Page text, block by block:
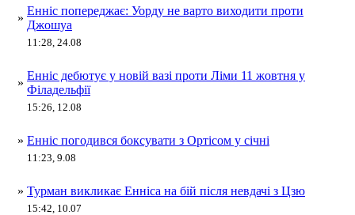
»
Енніс попереджає: Уорду не варто виходити проти
Джошуа
11:28, 24.08
»
Енніс дебютує у новій вазі проти Ліми 11 жовтня у
Філадельфії
15:26, 12.08
» Енніс погодився боксувати з Ортісом у січні
11:23, 9.08
» Турман викликає Енніса на бій після невдачі з Цзю
15:42, 10.07